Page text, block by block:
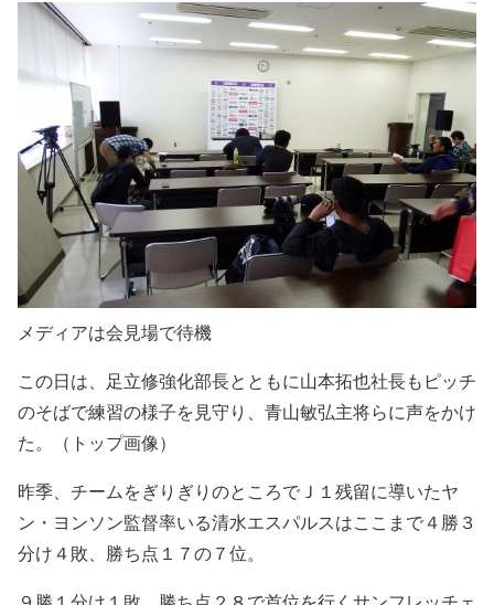
メディアは会見場で待機
この日は、足立修強化部長とともに山本拓也社長もピッチ
のそばで練習の様子を見守り、青山敏弘主将らに声をかけ
た。（トップ画像）
昨季、チームをぎりぎりのところでＪ１残留に導いたヤ
ン・ヨンソン監督率いる清水エスパルスはここまで４勝３
分け４敗、勝ち点１７の７位。